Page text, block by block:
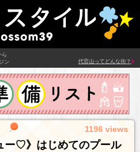
ら
ン
代官山ってどんな街？
1196 views
ー♡》はじめてのプール